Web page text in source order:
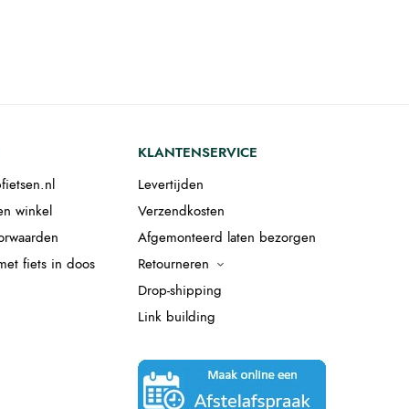
winkel
fiets in doos
KLANTENSERVICE
Levertijden
Verzendkosten
Afgemonteerd laten bezorgen
Retourneren
Drop-shipping
Link building